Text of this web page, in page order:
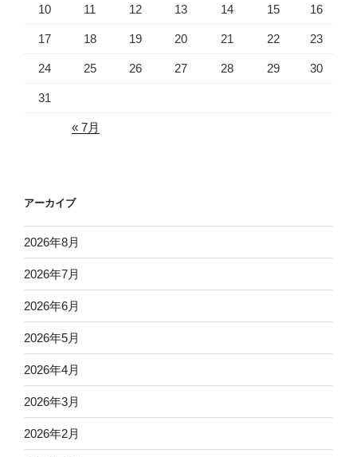
10 11 12 13 14 15 16
17 18 19 20 21 22 23
24 25 26 27 28 29 30
31
« 7月
アーカイブ
2026年8月
2026年7月
2026年6月
2026年5月
2026年4月
2026年3月
2026年2月